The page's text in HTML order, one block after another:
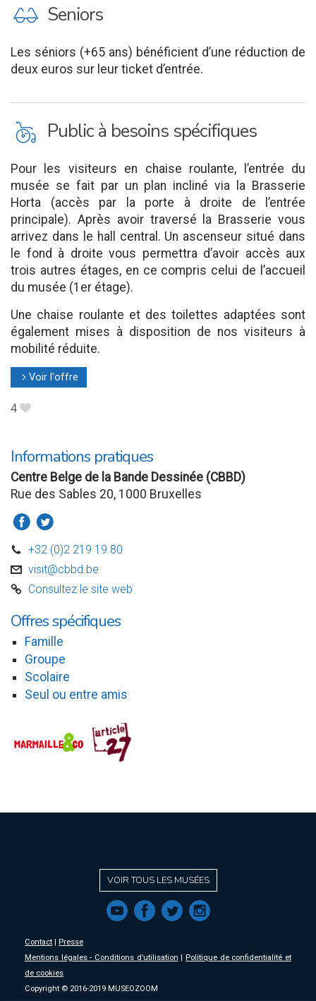
P Seniors
Les séniors (+65 ans) bénéficient d’une réduction de
deux euros sur leur ticket d’entrée.
L Public à besoins spécifiques
Pour les visiteurs en chaise roulante, l’entrée du
musée se fait par un plan incliné via la Brasserie
Horta (accès par la porte à droite de l’entrée
principale). Après avoir traversé la Brasserie vous
arrivez dans le hall central. Un ascenseur situé dans
le fond à droite vous permettra d’avoir accès aux
trois autres étages, en ce compris celui de l’accueil
du musée (1er étage).
Une chaise roulante et des toilettes adaptées sont
également mises à disposition de nos visiteurs à
mobilité réduite.
l Voir l'offre
4 B
Informations pratiques
Centre Belge de la Bande Dessinée (CBBD)
Rue des Sables 20, 1000 Bruxelles
a b
D +32 (0)2 219 19 80
v visit@cbbd.be
C Consultez le site web
Offres spécifiques
Famille
Groupe
Scolaire
Seul ou entre amis
VOIR TOUS LES MUSÉES
f a b e
Contact | Presse
Mentions légales - Conditions d’utilisation | Politique de confidentialité et
de cookies
Copyright © 2016-2019 MUSEOZOOM